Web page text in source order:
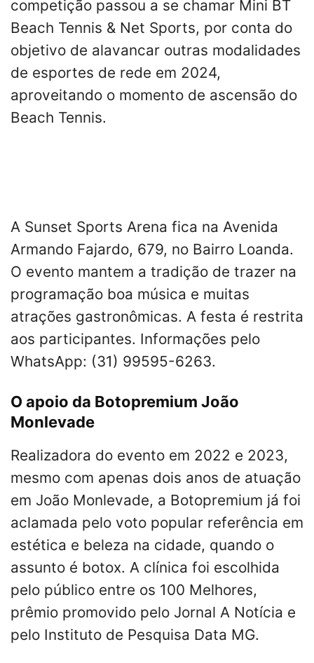
competição passou a se chamar Mini BT
Beach Tennis & Net Sports, por conta do
objetivo de alavancar outras modalidades
de esportes de rede em 2024,
aproveitando o momento de ascensão do
Beach Tennis.
A Sunset Sports Arena fica na Avenida
Armando Fajardo, 679, no Bairro Loanda.
O evento mantem a tradição de trazer na
programação boa música e muitas
atrações gastronômicas. A festa é restrita
aos participantes. Informações pelo
WhatsApp: (31) 99595-6263.
O apoio da Botopremium João
Monlevade
Realizadora do evento em 2022 e 2023,
mesmo com apenas dois anos de atuação
em João Monlevade, a Botopremium já foi
aclamada pelo voto popular referência em
estética e beleza na cidade, quando o
assunto é botox. A clínica foi escolhida
pelo público entre os 100 Melhores,
prêmio promovido pelo Jornal A Notícia e
pelo Instituto de Pesquisa Data MG.